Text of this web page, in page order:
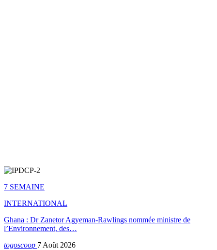
7 SEMAINE
INTERNATIONAL
Ghana : Dr Zanetor Agyeman-Rawlings nommée ministre de
l’Environnement, des…
togoscoop 7 Août 2026